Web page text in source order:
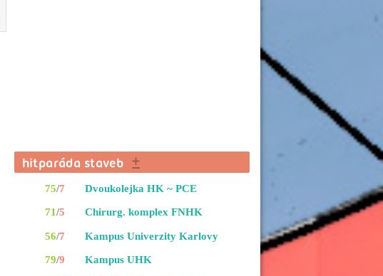
75/7
71/5
56/7
79/9
Dvoukolejka HK ~ PCE
Chirurg. komplex FNHK
Kampus Univerzity Karlovy
Kampus UHK